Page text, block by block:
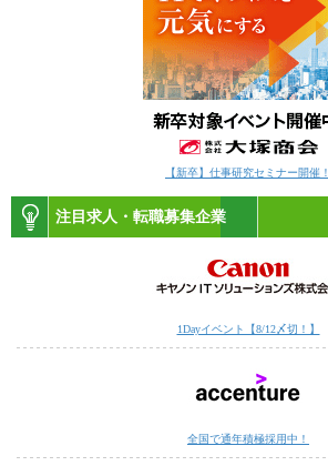
【新卒】仕事研究セミナー開催！
注目求人・転職募集企業
1Dayイベント【8/12〆切！】
全国で通年積極採用中！